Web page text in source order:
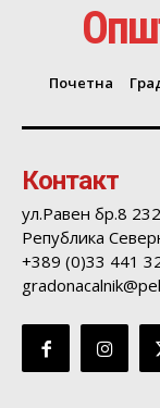
Почетна
Контакт
ул.Равен бр.8
Република
+389 (0)33 441